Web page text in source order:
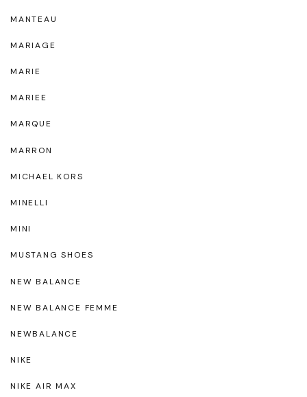
MANTEAU
MARIAGE
MARIE
MARIEE
MARQUE
MARRON
MICHAEL KORS
MINELLI
MINI
MUSTANG SHOES
NEW BALANCE
NEW BALANCE FEMME
NEWBALANCE
NIKE
NIKE AIR MAX